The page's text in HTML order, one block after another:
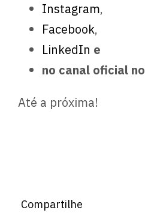
Instagram,
Facebook,
LinkedIn e
no canal oficial no
Até a próxima!
Compartilhe